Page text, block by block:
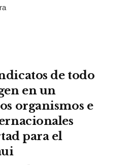
de todo
en un
organismos e
para el